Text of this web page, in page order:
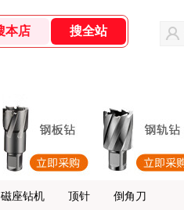
磁座钻机 顶针 倒角刀